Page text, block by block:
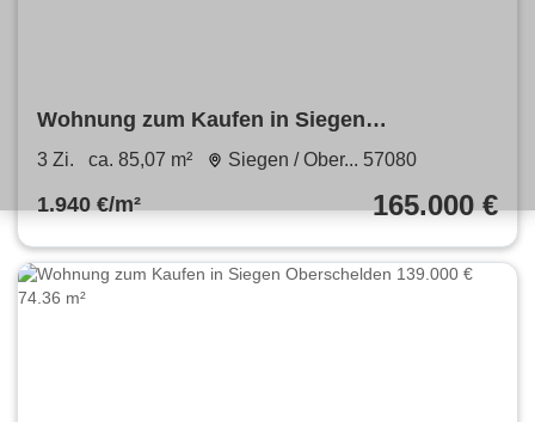
Wohnung zum Kaufen in Siegen
Oberschelden 165.000 € 85.07 m²
3 Zi. ca. 85,07 m² Siegen / Ober... 57080
1.940 €/m² 165.000 €